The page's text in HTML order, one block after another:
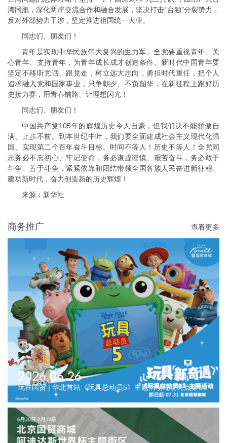
湾同胞，深化两岸交流合作和融合发展，坚决打击“台独”分裂势力，
反对外部势力干涉，坚定推进祖国统一大业。
同志们、朋友们！
青年是实现中华民族伟大复兴的生力军。全党要重视青年、关
心青年、支持青年，为青年成长成才创造条件。新时代中国青年要
坚定不移听党话、跟党走，树立远大志向，勇担时代重任，把个人
追求融入党和国家事业，只争朝夕、不负韶华，在新征程上跑好历
史接力赛，用青春铺路、让理想闪光！
同志们、朋友们！
中国共产党105年的辉煌历史令人自豪，但我们决不能骄傲自
满、止步不前。到本世纪中叶，我们要全面建成社会主义现代化强
国、实现第二个百年奋斗目标。时间不等人！历史不等人！全党同
志务必不忘初心、牢记使命，务必谦虚谨慎、艰苦奋斗，务必敢于
斗争、善于斗争，紧紧依靠和团结带领全国各族人民奋进新征程、
建功新时代，奋力创造新的历史辉煌！
来源：新华社
商务推广 查看更多
2026.06.26
玩在国贸 | 华北首站《玩具总动员5》主题活动现场亮点集锦!